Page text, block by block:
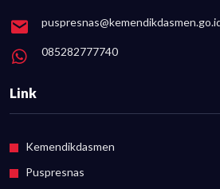
085282777740
Link
Kemendikdasmen
Puspresnas